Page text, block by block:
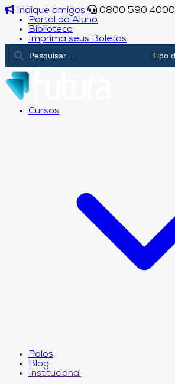
Indique amigos
0800 590 4000
Portal do Aluno
Biblioteca
Imprima seus Boletos
Cursos
Polos
Blog
Institucional